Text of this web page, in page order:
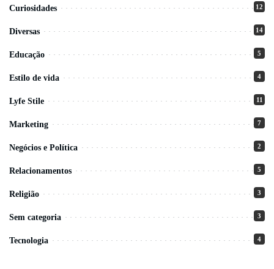
Curiosidades 12
Diversas 14
Educação 5
Estilo de vida 4
Lyfe Stile 11
Marketing 7
Negócios e Política 2
Relacionamentos 5
Religião 3
Sem categoria 3
Tecnologia 4